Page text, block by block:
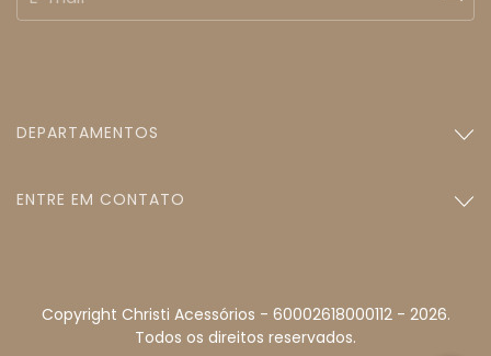
DEPARTAMENTOS
ENTRE EM CONTATO
Copyright Christi Acessórios - 60002618000112 - 2026.
Todos os direitos reservados.